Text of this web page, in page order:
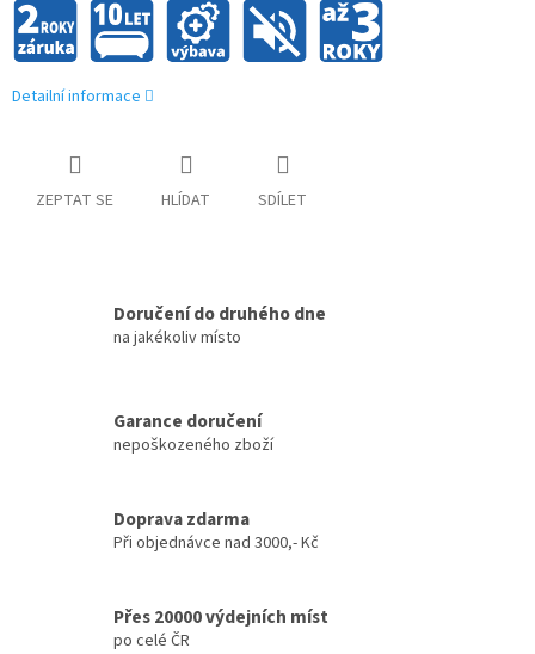
Detailní informace
ZEPTAT SE HLÍDAT SDÍLET
Doručení do druhého dne
na jakékoliv místo
Garance doručení
nepoškozeného zboží
Doprava zdarma
Při objednávce nad 3000,- Kč
Přes 20000 výdejních míst
po celé ČR